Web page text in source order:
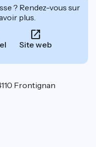
? Rendez-vous sur
plus.
Site web
Frontignan